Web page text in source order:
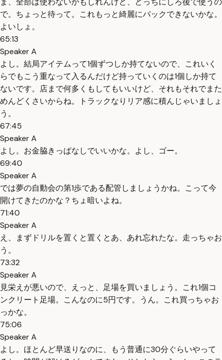
で。ちょっと待って。これもっと綺麗にバックできないかな。
よいしょ。
65:13
Speaker A
よし。結局アイテムって1個ずつしか持てないので、これいく
らでもこう重なって入るんだけど持っていくのは1個しか持て
ないです。店まで何多くもしてもいいけど、それもそれでまた
めんどくさいからね。トラックなりリア感に積んじゃいましょ
う。
67:45
Speaker A
よし。お金脇きっぱなしでいいかな。よし、ゴー。
69:40
Speaker A
では夢の自動会の第1歩である配管しましょうかね。こって今
開けてきたのかな？ちょ暗いよね。
71:40
Speaker A
え、まずドリルを置くと置くとあ、あれ忘れたな。走っちゃお
う。
73:32
Speaker A
見栄えが悪いので、えっと、足場を買いましょう。これ1個コ
ンクリート足場。こんなのに5円です。うん。これ買っちゃお
っかな。
75:06
Speaker A
よし。ほとんど早送りなのに、もう普通に30分ぐらいやって